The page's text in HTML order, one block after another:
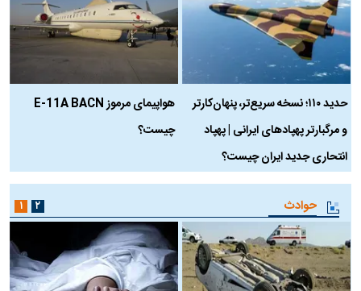
حدید ۱۱۰؛ نسخه سریع‌تر، پنهان‌کارتر
و مرگبارتر پهپادهای ایرانی | پهپاد
انتحاری جدید ایران چیست؟
هواپیمای مرموز E-11A BACN
چیست؟
حوادث ۱ ۲